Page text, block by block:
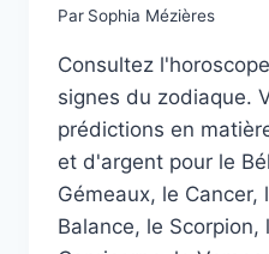
Par Sophia Mézières
Consultez
signes du zodiaque.
prédictions en
et d'argent pour le
Gémeaux, le Cancer,
Balance, le Scorpion,